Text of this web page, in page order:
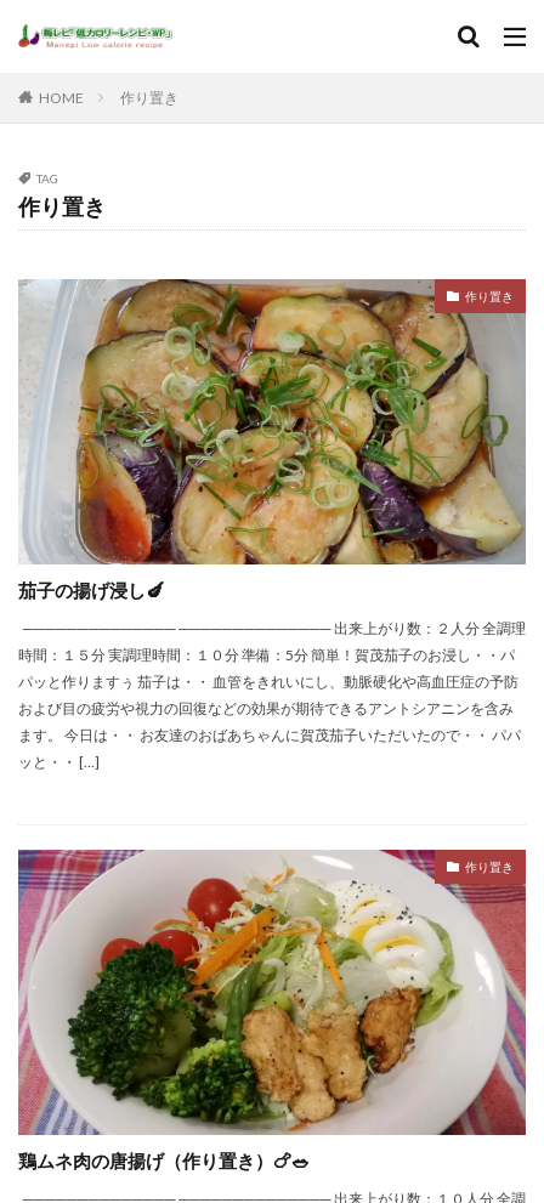
HOME 作り置き
TAG
作り置き
作り置き
茄子の揚げ浸し🍆
────────────── ────────────── 出来上がり数：２人分 全調理
時間：１５分 実調理時間：１０分 準備：5分 簡単！賀茂茄子のお浸し・・パ
パッと作りますぅ 茄子は・・ 血管をきれいにし、動脈硬化や高血圧症の予防
および目の疲労や視力の回復などの効果が期待できるアントシアニンを含み
ます。 今日は・・ お友達のおばあちゃんに賀茂茄子いただいたので・・ パパ
ッと・・ […]
作り置き
鶏ムネ肉の唐揚げ（作り置き）🍗🥗
────────────── ────────────── 出来上がり数：１０人分 全調